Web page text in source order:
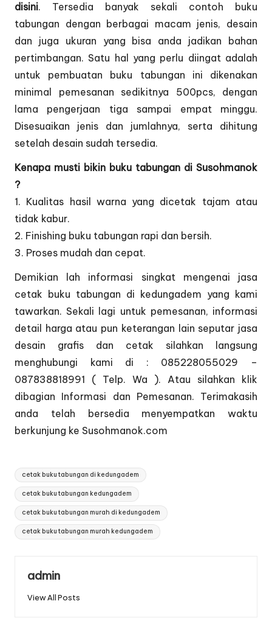
disini. Tersedia banyak sekali contoh buku
tabungan dengan berbagai macam jenis, desain
dan juga ukuran yang bisa anda jadikan bahan
pertimbangan. Satu hal yang perlu diingat adalah
untuk pembuatan buku tabungan ini dikenakan
minimal pemesanan sedikitnya 500pcs, dengan
lama pengerjaan tiga sampai empat minggu.
Disesuaikan jenis dan jumlahnya, serta dihitung
setelah desain sudah tersedia.
Kenapa musti bikin buku tabungan di Susohmanok
?
1. Kualitas hasil warna yang dicetak tajam atau
tidak kabur.
2. Finishing buku tabungan rapi dan bersih.
3. Proses mudah dan cepat.
Demikian lah informasi singkat mengenai jasa
cetak buku tabungan di kedungadem yang kami
tawarkan. Sekali lagi untuk pemesanan, informasi
detail harga atau pun keterangan lain seputar jasa
desain grafis dan cetak silahkan langsung
menghubungi kami di : 085228055029 –
087838818991 ( Telp. Wa ). Atau silahkan klik
dibagian Informasi dan Pemesanan. Terimakasih
anda telah bersedia menyempatkan waktu
berkunjung ke Susohmanok.com
Tags:
cetak buku tabungan di kedungadem
cetak buku tabungan kedungadem
cetak buku tabungan murah di kedungadem
cetak buku tabungan murah kedungadem
admin
View All Posts